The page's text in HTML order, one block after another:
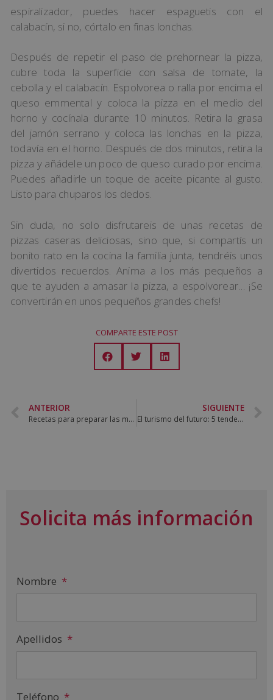
espiralizador, puedes hacer espaguetis con el
calabacín, si no, córtalo en finas lonchas.
Después de repetir el paso de prehornear la pizza,
cubre toda la superficie con salsa de tomate, la
cebolla y el calabacín. Espolvorea o ralla por encima el
queso emmental y coloca la pizza en el medio del
horno y cocínala durante 10 minutos. Retira la grasa
del jamón serrano y coloca las lonchas en la pizza,
todavía en el horno. Después de dos minutos, retira la
pizza y añádele un poco de queso curado por encima.
Puedes añadirle un toque de aceite picante al gusto.
Listo para chuparos los dedos.
Sin duda, no solo disfrutareis de unas recetas de
pizzas caseras deliciosas, sino que, si compartís un
bonito rato en la cocina la familia junta, tendréis unos
divertidos recuerdos. Anima a los más pequeños a
que te ayuden a amasar la pizza, a espolvorear… ¡Se
convertirán en unos pequeños grandes chefs!
COMPARTE ESTE POST
ANTERIOR
Recetas para preparar las mejores hamburguesas caseras
SIGUIENTE
El turismo del futuro: 5 tendencias de viaje que debes conocer
Solicita más información
Nombre *
Apellidos *
Teléfono *